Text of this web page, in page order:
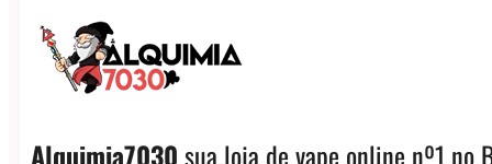
Alquimia7030sua loja de vape online nº1 no